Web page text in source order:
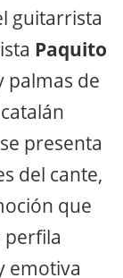
guitarrista
Paquito
palmas de
presenta
del cante,
que
perfila
emotiva